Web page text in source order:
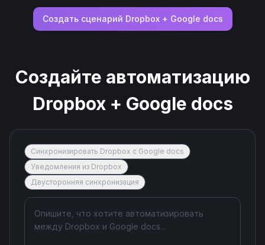
Создать сценарий Dropbox+ Google docs
Создайте автоматизацию
Dropbox+ Google docs
Синхронизировать Dropbox с Google docs
Уведомления из Dropbox
Двусторонняя синхронизация